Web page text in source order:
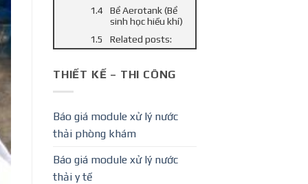
Bể Aerotank (Bể
sinh học hiếu khí)
Related posts:
THIẾT KẾ – THI CÔNG
Báo giá module xử lý nước
thải phòng khám
Báo giá module xử lý nước
thải y tế